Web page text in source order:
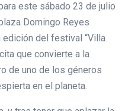
este sábado 23 de julio
Domingo Reyes
del festival “Villa
que convierte a la
de uno de los géneros
en el planeta.